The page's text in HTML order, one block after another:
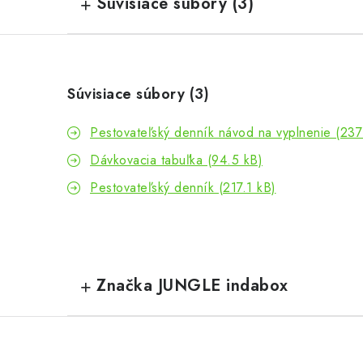
Súvisiace súbory (3)
Pestovateľský denník návod na vyplnenie
Dávkovacia tabuľka (94.5 kB)
Pestovateľský denník (217.1 kB)
Značka JUNGLE indabox